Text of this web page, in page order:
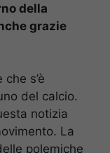
della
grazie
s’è
del calcio.
notizia
La
polemiche